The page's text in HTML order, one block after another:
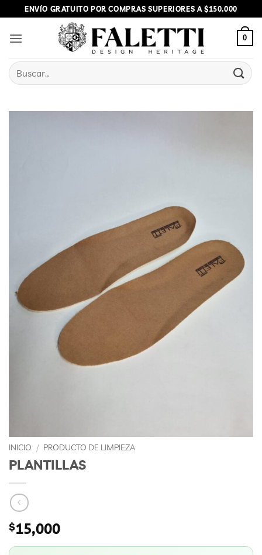
to
content
ENVÍO GRATUITO POR COMPRAS SUPERIORES A $150.000
0
Buscar
por:
INICIO / PRODUCTO DE LIMPIEZA
PLANTILLAS
$15,000